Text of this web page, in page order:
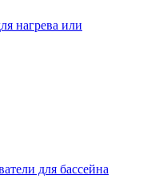
нагрева или
для бассейна